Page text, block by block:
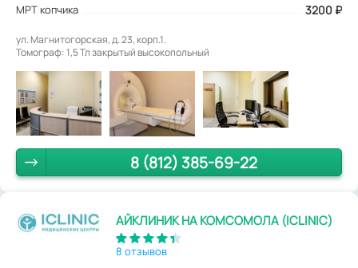
МРТ копчика 3200 ₽
ул. Магнитогорская, д. 23, корп.1.
Томограф: 1,5 Тл закрытый высокопольный
8 (812) 385-69-22
АЙКЛИНИК НА КОМСОМОЛА (ICLINIC)
8 отзывов